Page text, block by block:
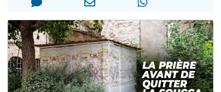
4 personnes viennent de nous rejoindre sur WhatsApp
Il reste 49 places pour étudier en groupe sur Zoom
Eva vient de donner son Maasser
Eli vient de donner son Maasser